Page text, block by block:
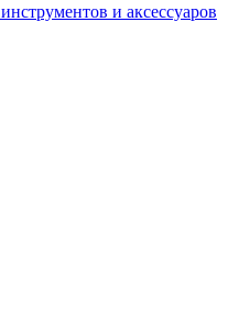
и аксессуаров